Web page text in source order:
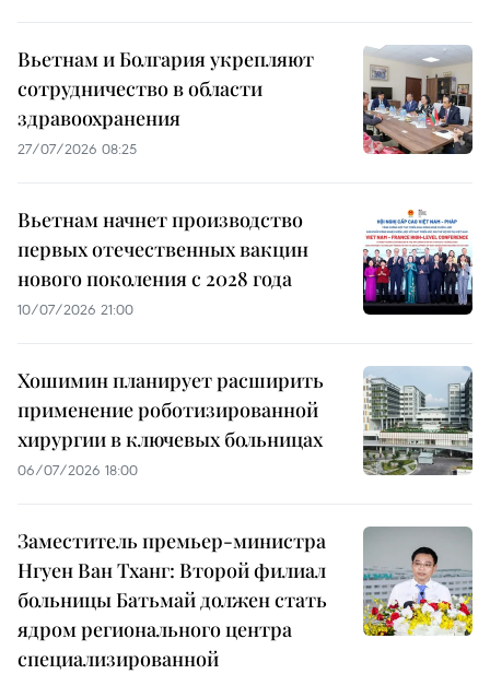
Вьетнам и Болгария укрепляют
сотрудничество в области
здравоохранения
27/07/2026 08:25
Вьетнам начнет производство
первых отечественных вакцин
нового поколения с 2028 года
10/07/2026 21:00
Хошимин планирует расширить
применение роботизированной
хирургии в ключевых больницах
06/07/2026 18:00
Заместитель премьер-министра
Нгуен Ван Тханг: Второй филиал
больницы Батьмай должен стать
ядром регионального центра
специализированной